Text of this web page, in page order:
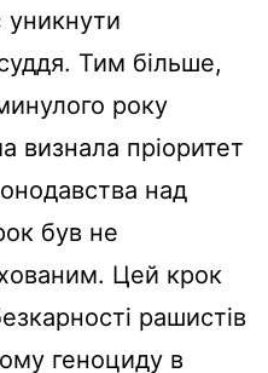
уникнути
Тим більше,
року
визнала пріоритет
над
був не
Цей крок
рашистів
геноциду в